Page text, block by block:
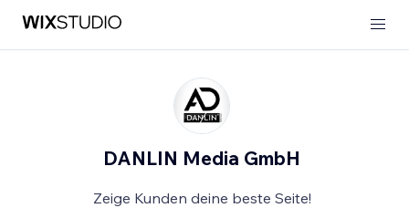
DANLIN Media GmbH
Zeige Kunden deine beste Seite!